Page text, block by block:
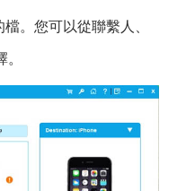
。您可以從聯繫人、